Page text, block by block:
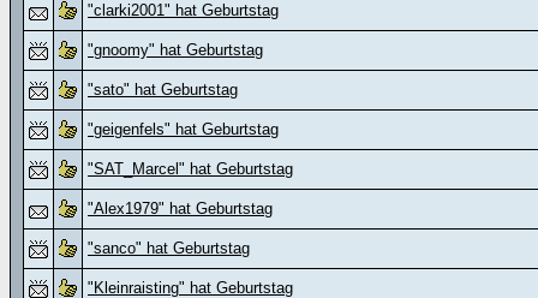
"clarki2001" hat Geburtstag
"gnoomy" hat Geburtstag
"sato" hat Geburtstag
"geigenfels" hat Geburtstag
"SAT_Marcel" hat Geburtstag
"Alex1979" hat Geburtstag
"sanco" hat Geburtstag
"Kleinraisting" hat Geburtstag